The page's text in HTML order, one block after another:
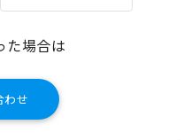
た場合は
わせ